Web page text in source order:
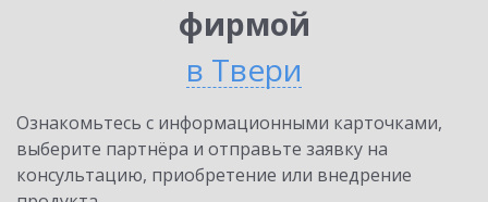
фирмой
в Твери
Ознакомьтесь с информационными карточками,
выберите партнёра и отправьте заявку на
консультацию, приобретение или внедрение